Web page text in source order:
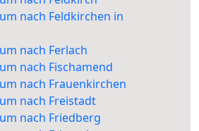
nach Feldkirchen in
nach Ferlach
nach Fischamend
nach Frauenkirchen
nach Freistadt
nach Friedberg